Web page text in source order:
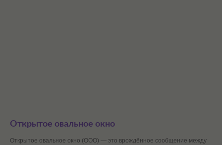
Открытое овальное окно
Открытое овальное окно (ООО) — это врождённое сообщение между